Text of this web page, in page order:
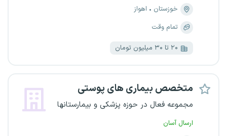
خوزستان
اهواز
تمام وقت
۲۰ تا ۳۰ میلیون تومان
متخصص بیماری های پوستی
مجموعه فعال در حوزه پزشکی و بیمارستانها
ارسال آسان